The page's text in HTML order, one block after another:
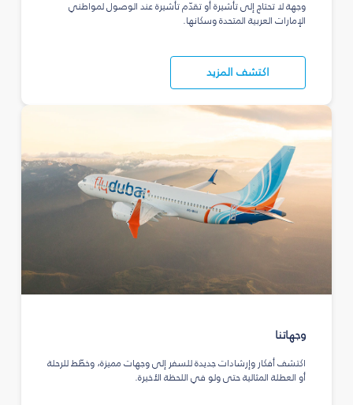
وجهة لا تحتاج إلى تأشيرة أو تقدّم تأشيرة عند الوصول لمواطني
الإمارات العربية المتحدة وسكانها.
اكتشف المزيد
وجهاتنا
اكتشف أفكار وإرشادات جديدة للسفر إلى وجهات مميزة، وخطّط للرحلة
أو العطلة المثالية حتى ولو في اللحظة الأخيرة.